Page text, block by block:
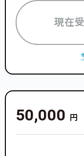
現在
50,000 円